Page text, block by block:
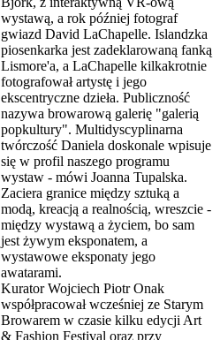
wystawą, a rok później fotograf
gwiazd David LaChapelle. Islandzka
piosenkarka jest zadeklarowaną fanką
Lismore'a, a LaChapelle kilkakrotnie
fotografował artystę i jego
ekscentryczne dzieła. Publiczność
nazywa browarową galerię "galerią
popkultury". Multidyscyplinarna
twórczość Daniela doskonale wpisuje
się w profil naszego programu
wystaw - mówi Joanna Tupalska.
Zaciera granice między sztuką a
modą, kreacją a realnością, wreszcie -
między wystawą a życiem, bo sam
jest żywym eksponatem, a
wystawowe eksponaty jego
awatarami.
Kurator Wojciech Piotr Onak
współpracował wcześniej ze Starym
Browarem w czasie kilku edycji Art
& Fashion Festival oraz przy